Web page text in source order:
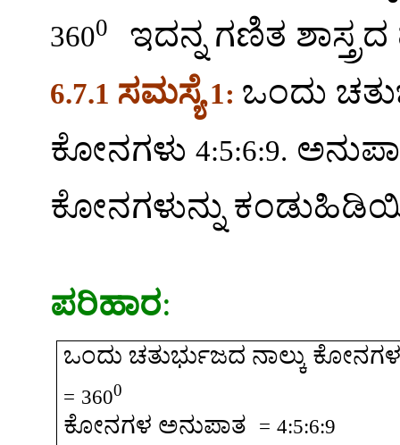
3600 ಇದನ್ನ ಗಣಿತ ಶಾಸ್ತ್ರದ
6.7.1 ಸಮಸ್ಯೆ 1: ಒಂದು
ಕೋನಗಳು 4:5:6:9.
ಕೋನಗಳುನ್ನು
ಪರಿಹಾರ:
ಒಂದು ಚತುರ್ಭುಜದ ನಾಲ್ಕು
= 3600
ಕೋನಗಳ ಅನುಪಾತ = 4:5:6:9